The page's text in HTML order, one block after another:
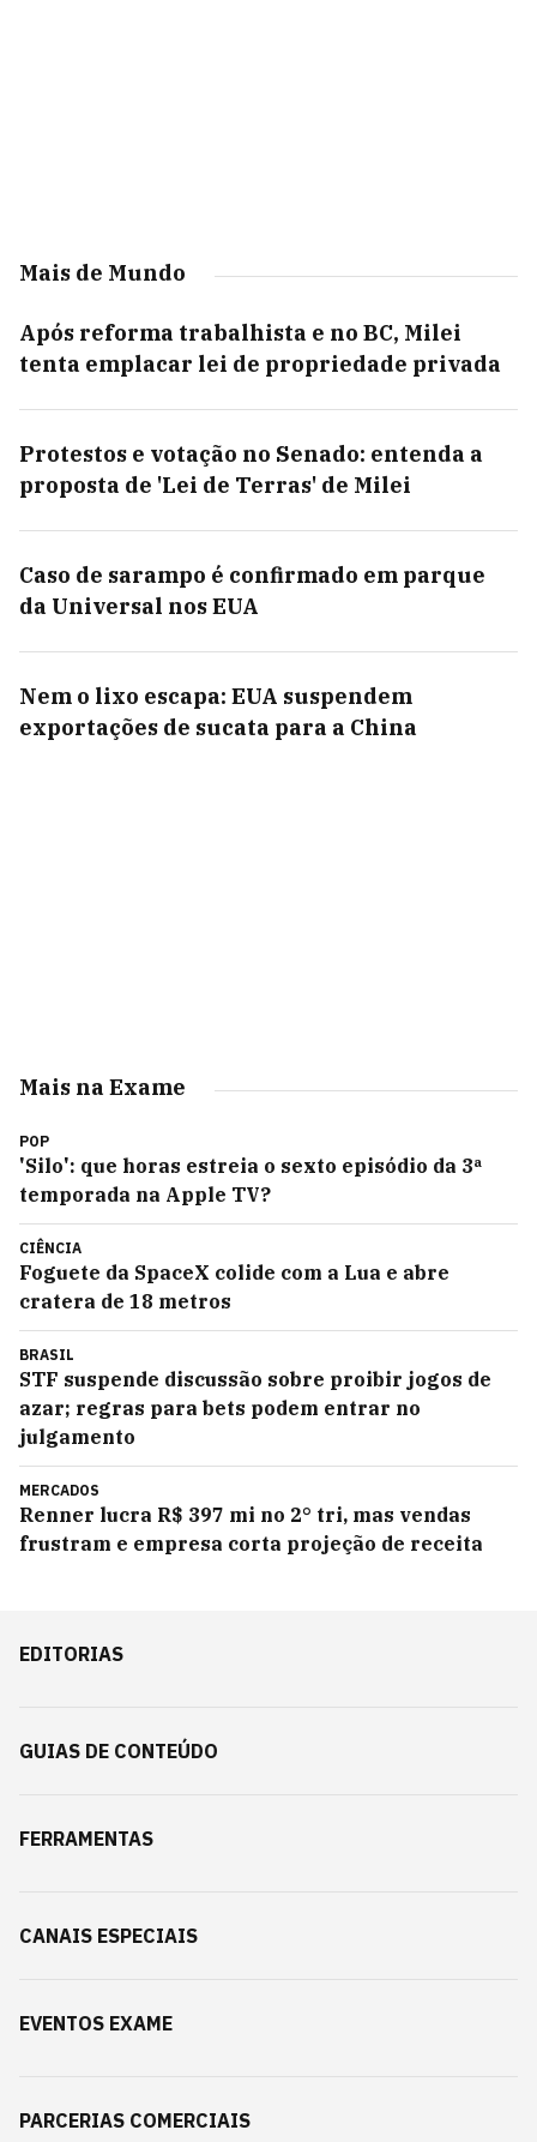
Mais de Mundo
Após reforma trabalhista e no BC, Milei
tenta emplacar lei de propriedade privada
Protestos e votação no Senado: entenda a
proposta de 'Lei de Terras' de Milei
Caso de sarampo é confirmado em parque
da Universal nos EUA
Nem o lixo escapa: EUA suspendem
exportações de sucata para a China
Mais na Exame
POP
'Silo': que horas estreia o sexto episódio da 3ª
temporada na Apple TV?
CIÊNCIA
Foguete da SpaceX colide com a Lua e abre
cratera de 18 metros
BRASIL
STF suspende discussão sobre proibir jogos de
azar; regras para bets podem entrar no
julgamento
MERCADOS
Renner lucra R$ 397 mi no 2° tri, mas vendas
frustram e empresa corta projeção de receita
EDITORIAS
GUIAS DE CONTEÚDO
FERRAMENTAS
CANAIS ESPECIAIS
EVENTOS EXAME
PARCERIAS COMERCIAIS